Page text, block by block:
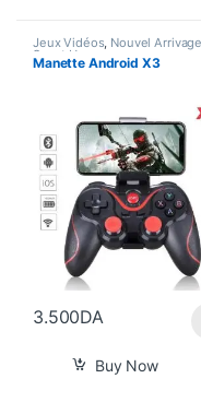
Jeux Vidéos, Nouvel Arrivage
Smart Home
Manette Android X3
3.500DA
Buy Now